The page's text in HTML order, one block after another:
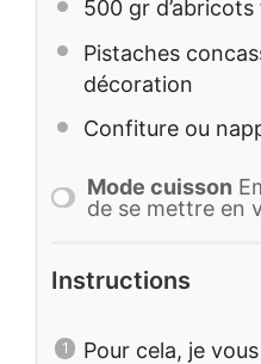
500 gr
Pistaches
décoration
Confiture ou
Mode cuisson
de se mettre en
Instructions
Pour cela, je